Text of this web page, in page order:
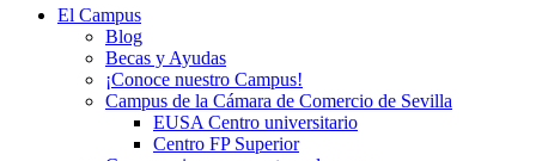
El Campus
Blog
Becas y Ayudas
¡Conoce nuestro Campus!
Campus de la Cámara de Comercio de Sevilla
EUSA Centro universitario
Centro FP Superior